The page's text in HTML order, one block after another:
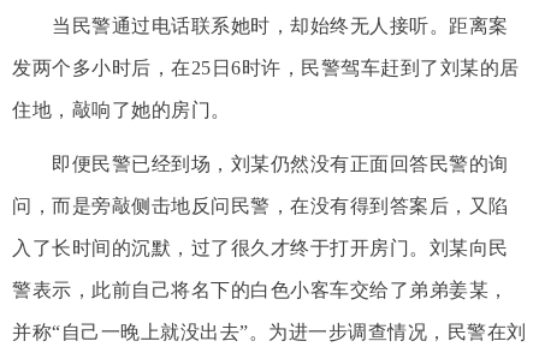
当民警通过电话联系她时，却始终无人接听。距离案
发两个多小时后，在25日6时许，民警驾车赶到了刘某的居
住地，敲响了她的房门。
即便民警已经到场，刘某仍然没有正面回答民警的询
问，而是旁敲侧击地反问民警，在没有得到答案后，又陷
入了长时间的沉默，过了很久才终于打开房门。刘某向民
警表示，此前自己将名下的白色小客车交给了弟弟姜某，
并称“自己一晚上就没出去”。为进一步调查情况，民警在刘